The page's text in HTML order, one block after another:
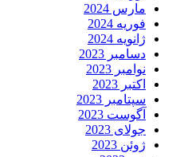
مارس 2024
فوریه 2024
ژانویه 2024
دسامبر 2023
نوامبر 2023
اکتبر 2023
سپتامبر 2023
آگوست 2023
جولای 2023
ژوئن 2023